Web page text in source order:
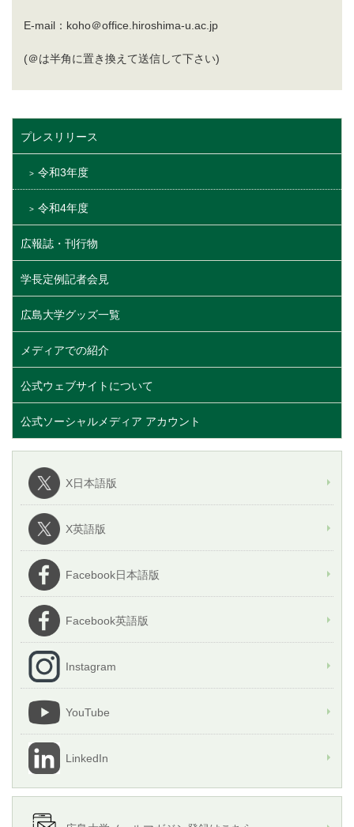
E-mail：koho＠office.hiroshima-u.ac.jp
(＠は半角に置き換えて送信して下さい)
プレスリリース
令和3年度
令和4年度
広報誌・刊行物
学長定例記者会見
広島大学グッズ一覧
メディアでの紹介
公式ウェブサイトについて
公式ソーシャルメディア アカウント
X日本語版
X英語版
Facebook日本語版
Facebook英語版
Instagram
YouTube
LinkedIn